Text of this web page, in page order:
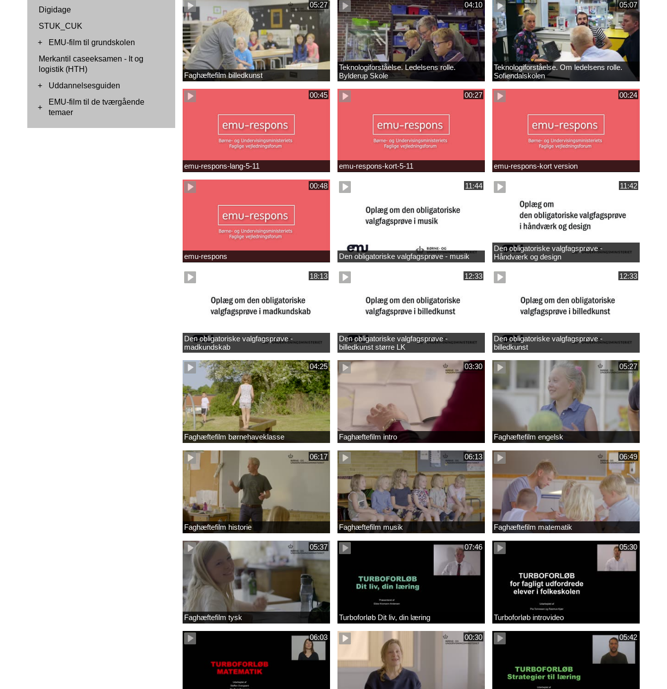
Digidage
STUK_CUK
+
EMU-film til grundskolen
Merkantil caseeksamen - It og
logistik (HTH)
+
Uddannelsesguiden
+
EMU-film til de tværgående
temaer
05:27
Faghæftefilm billedkunst
04:10
Teknologiforståelse. Ledelsens rolle.
Bylderup Skole
05:07
Teknologiforståelse. Om ledelsens rolle.
Sofiendalskolen
00:45
emu-respons-lang-5-11
00:27
emu-respons-kort-5-11
00:24
emu-respons-kort version
00:48
emu-respons
11:44
Den obligatoriske valgfagsprøve - musik
11:42
Den obligatoriske valgfagsprøve -
Håndværk og design
18:13
Den obligatoriske valgfagsprøve -
madkundskab
12:33
Den obligatoriske valgfagsprøve -
billedkunst større LK
12:33
Den obligatoriske valgfagsprøve -
billedkunst
04:25
Faghæftefilm børnehaveklasse
03:30
Faghæftefilm intro
05:27
Faghæftefilm engelsk
06:17
Faghæftefilm historie
06:13
Faghæftefilm musik
06:49
Faghæftefilm matematik
05:37
Faghæftefilm tysk
07:46
Turboforløb Dit liv, din læring
05:30
Turboforløb introvideo
06:03 00:30 05:42